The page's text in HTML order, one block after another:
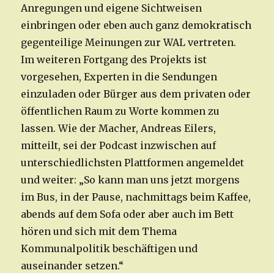
Anregungen und eigene Sichtweisen
einbringen oder eben auch ganz demokratisch
gegenteilige Meinungen zur WAL vertreten.
Im weiteren Fortgang des Projekts ist
vorgesehen, Experten in die Sendungen
einzuladen oder Bürger aus dem privaten oder
öffentlichen Raum zu Worte kommen zu
lassen. Wie der Macher, Andreas Eilers,
mitteilt, sei der Podcast inzwischen auf
unterschiedlichsten Plattformen angemeldet
und weiter: „So kann man uns jetzt morgens
im Bus, in der Pause, nachmittags beim Kaffee,
abends auf dem Sofa oder aber auch im Bett
hören und sich mit dem Thema
Kommunalpolitik beschäftigen und
auseinander setzen.“